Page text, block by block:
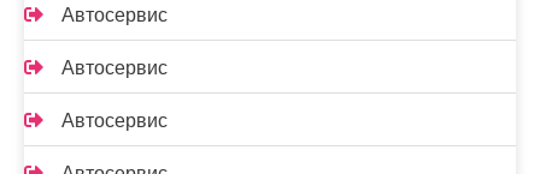
Автосервис
Автосервис
Автосервис